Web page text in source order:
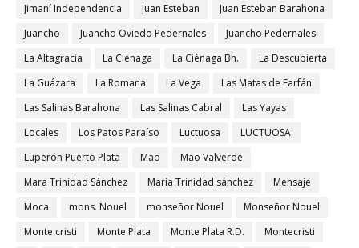
Jimaní Independencia
Juan Esteban
Juan Esteban Barahona
Juancho
Juancho Oviedo Pedernales
Juancho Pedernales
La Altagracia
La Ciénaga La Ciénaga Bh.
La Descubierta
La Guázara
La Romana La Vega
Las Matas de Farfán
Las Salinas Barahona
Las Salinas Cabral
Las Yayas
Locales
Los Patos Paraíso Luctuosa
LUCTUOSA:
Luperón Puerto Plata
Mao
Mao Valverde
Mara Trinidad Sánchez
María Trinidad sánchez
Mensaje
Moca
mons. Nouel monseñor Nouel
Monseñor Nouel
Monte cristi
Monte Plata Monte Plata R.D.
Montecristi